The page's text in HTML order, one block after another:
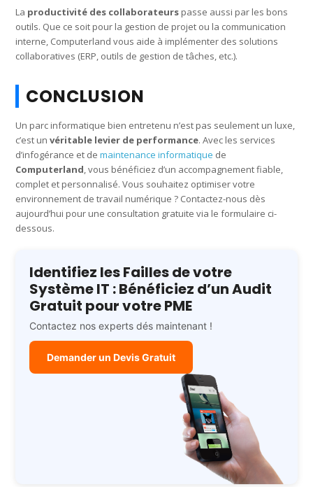
La productivité des collaborateurs passe aussi par les bons
outils. Que ce soit pour la gestion de projet ou la communication
interne, Computerland vous aide à implémenter des solutions
collaboratives (ERP, outils de gestion de tâches, etc.).
CONCLUSION
Un parc informatique bien entretenu n’est pas seulement un luxe,
c’est unvéritable levier de performance. Avec les services
d’infogérance et demaintenance informatique de
Computerland , vous bénéficiez d’un accompagnement fiable,
complet et personnalisé. Vous souhaitez optimiser votre
environnement de travail numérique ? Contactez-nous dès
aujourd’hui pour une consultation gratuite via le formulaire ci-
dessous.
Identifiez les Failles de votre
Système IT : Bénéficiez d’un Audit
Gratuit pour votre PME
Contactez nos experts dés maintenant !
Demander un Devis Gratuit